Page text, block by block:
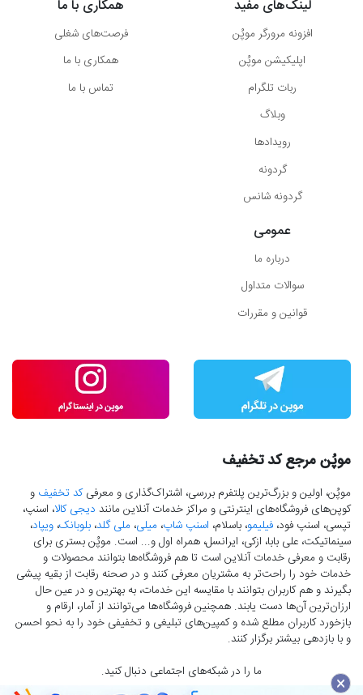
لینک‌های مفید
افزونه مرورگر موپُن
اپلیکیشن موپُن
ربات تلگرام
وبلاگ
رویدادها
گردونه
گردونه شانس
همکاری با ما
فرصت‌های شغلی
همکاری با ما
تماس با ما
عمومی
درباره ما
سوالات متداول
قوانین و مقررات
موپُن مرجع کد تخفیف
موپُن، اولین و بزرگ‌ترین پلتفرم بررسی، اشتراک‌گذاری و معرفیکد تخفیف و
کوپن‌های فروشگاه‌های اینترنتی و مراکز خدمات آنلاین مانند دیجی کالا، اسنپ،
تپسی، اسنپ فود، فیلیمو، باسلام، اسنپ شاپ، میلی، ملی گلد، بلوبانک، ویپاد،
سینماتیکت، علی بابا، ازکی، ایرانسل، همراه اول و... است. موپُن بستری برای
رقابت و معرفی خدمات آنلاین است تا هم فروشگاه‌ها بتوانند محصولات و
خدمات خود را راحت‌تر به مشتریان معرفی کنند و در صحنه رقابت از بقیه پیشی
بگیرند و هم کاربران بتوانند با مقایسه این خدمات، به بهترین و در عین حال
ارزان‌ترین آن‌ها دست‌ یابند. همچنین فروشگاه‌ها می‌توانند از آمار، ارقام و
بازخورد کاربران مطلع شده و کمپین‌های تبلیغی و تخفیفی خود را به نحو احسن
و با بازدهی بیشتر برگزار کنند.
ما را در شبکه‌های اجتماعی دنبال کنید.
×